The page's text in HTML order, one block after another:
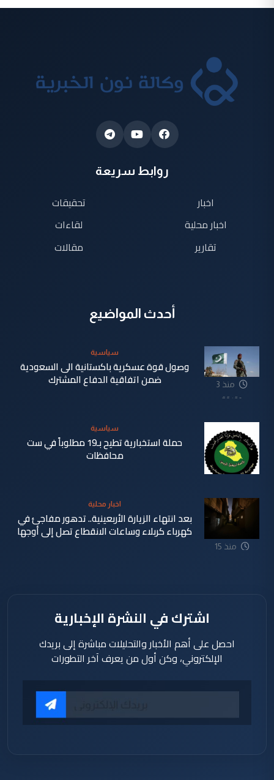
روابط سريعة
اخبار
اخبار محلية
تقارير
تحقيقات
لقاءات
مقالات
أحدث المواضيع
منذ 3
دقيقة
سياسية
وصول قوة عسكرية باكستانية الى السعودية
ضمن اتفاقية الدفاع المشترك
دقيقة
سياسية
حملة استخبارية تطيح بـ19 مطلوباً في ست
محافظات
منذ 15
اخبار محلية
بعد انتهاء الزيارة الأربعينية.. تدهور مفاجئ في
كهرباء كربلاء وساعات الانقطاع تصل إلى أوجها
اشترك في النشرة الإخبارية
احصل على أهم الأخبار والتحليلات مباشرة إلى بريدك
الإلكتروني، وكن أول من يعرف آخر التطورات